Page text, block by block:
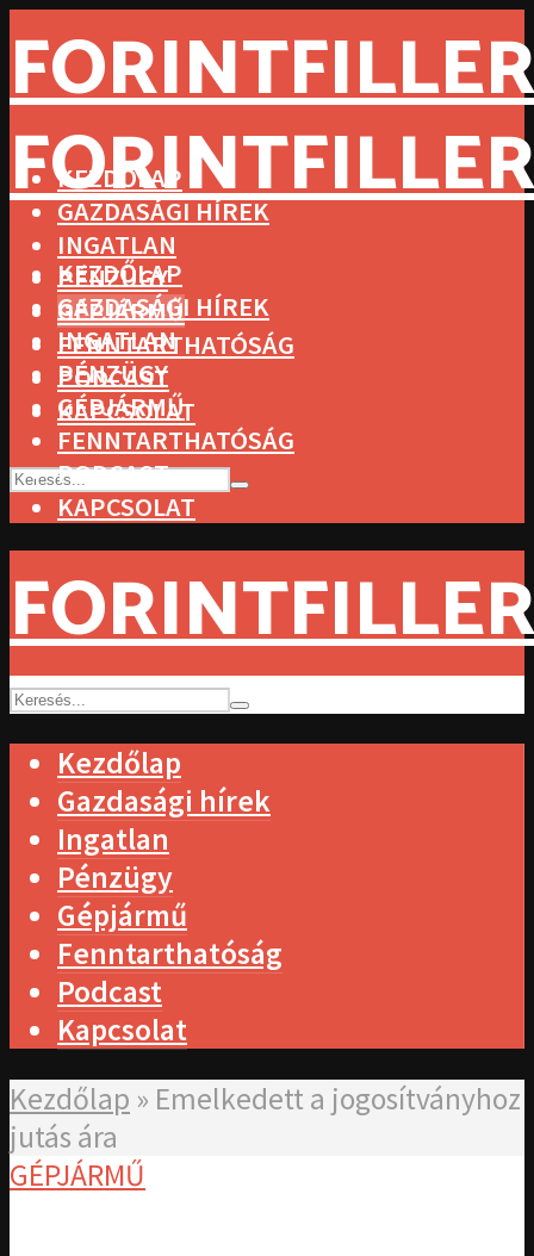
KEZDŐLAP
GAZDASÁGI HÍREK
INGATLAN
PÉNZÜGY
GÉPJÁRMŰ
FENNTARTHATÓSÁG
PODCAST
KAPCSOLAT
KEZDŐLAP
GAZDASÁGI HÍREK
INGATLAN
PÉNZÜGY
GÉPJÁRMŰ
FENNTARTHATÓSÁG
PODCAST
KAPCSOLAT
Kezdőlap
Gazdasági hírek
Ingatlan
Pénzügy
Gépjármű
Fenntarthatóság
Podcast
Kapcsolat
Kezdőlap » Emelkedett a jogosítványhoz
jutás ára
GÉPJÁRMŰ